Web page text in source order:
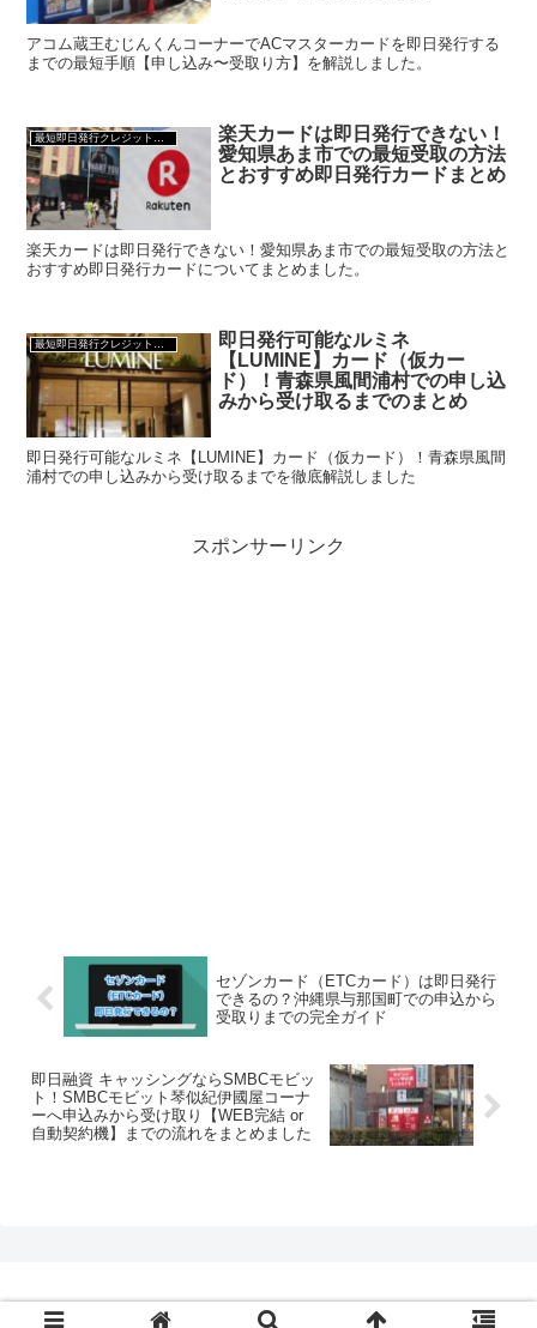
アコム蔵王むじんくんコーナーでACマスターカードを即日発行する
までの最短手順【申し込み〜受取り方】を解説しました。
楽天カードは即日発行できない！
愛知県あま市での最短受取の方法
とおすすめ即日発行カードまとめ
楽天カードは即日発行できない！愛知県あま市での最短受取の方法と
おすすめ即日発行カードについてまとめました。
最短即日発行クレジットカード
即日発行可能なルミネ
【LUMINE】カード（仮カー
ド）！青森県風間浦村での申し込
みから受け取るまでのまとめ
即日発行可能なルミネ【LUMINE】カード（仮カード）！青森県風間
浦村での申し込みから受け取るまでを徹底解説しました
スポンサーリンク
セゾンカード（ETCカード）は即日発行
できるの？沖縄県与那国町での申込から
受取りまでの完全ガイド
即日融資 キャッシングならSMBCモビッ
ト！SMBCモビット琴似紀伊國屋コーナ
ーへ申込みから受け取り【WEB完結 or
自動契約機】までの流れをまとめました